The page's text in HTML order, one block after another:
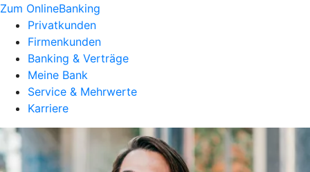
Zum OnlineBanking
Privatkunden
Firmenkunden
Banking & Verträge
Meine Bank
Service & Mehrwerte
Karriere